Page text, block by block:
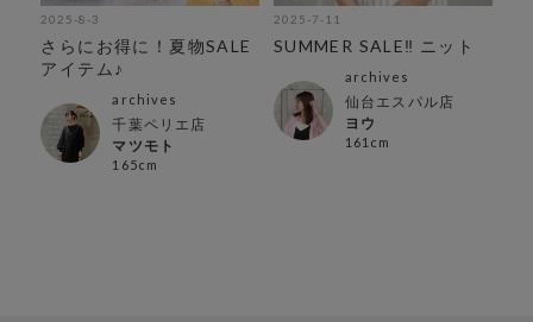
2025-8-3
さらにお得に！夏物SALE
アイテム♪
archives
千葉ペリエ店
マツモト
165cm
2025-7-11
SUMMER SALE‼︎ ニット
archives
仙台エスパル店
ヨウ
161cm